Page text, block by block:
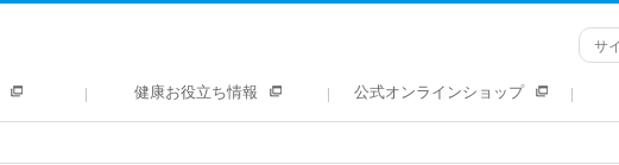
健康お役立ち情報 公式オンラインショップ